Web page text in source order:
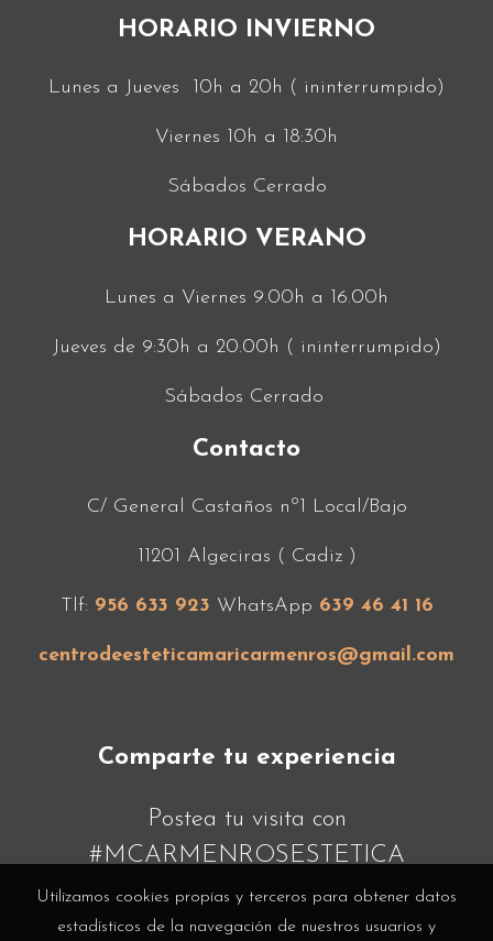
HORARIO INVIERNO
Lunes a Jueves 10h a 20h ( ininterrumpido)
Viernes 10h a 18:30h
Sábados Cerrado
HORARIO VERANO
Lunes a Viernes 9.00h a 16.00h
Jueves de 9:30h a 20.00h ( ininterrumpido)
Sábados Cerrado
Contacto
C/ General Castaños nº1 Local/Bajo
11201 Algeciras ( Cadiz )
Tlf: 956 633 923 WhatsApp 639 46 41 16
centrodeesteticamaricarmenros@gmail.com
Comparte tu experiencia
Postea tu visita con
#MCARMENROSESTETICA
Utilizamos cookies propias y terceros para obtener datos
estadísticos de la navegación de nuestros usuarios y